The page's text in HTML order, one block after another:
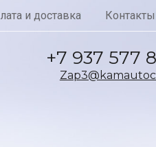
и доставка Контакты
+7 937 577